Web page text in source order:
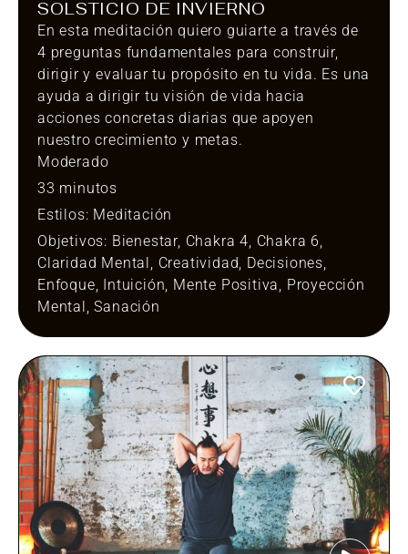
SOLSTICIO DE INVIERNO
En esta meditación quiero guiarte a través de
4 preguntas fundamentales para construir,
dirigir y evaluar tu propósito en tu vida. Es una
ayuda a dirigir tu visión de vida hacia
acciones concretas diarias que apoyen
nuestro crecimiento y metas.
Moderado
33 minutos
Estilos: Meditación
Objetivos: Bienestar, Chakra 4 Chakra 6
Claridad Mental
Creatividad Decisiones
Enfoque Intuición Mente Positiva
Proyección
Mental ,Sanación